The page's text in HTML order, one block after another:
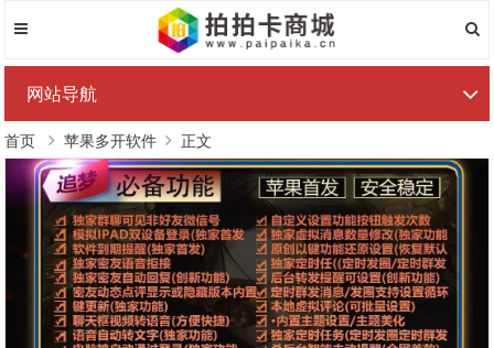
网站导航
首页 苹果多开软件 正文